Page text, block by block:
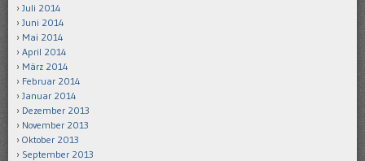
Juli 2014
Juni 2014
Mai 2014
April 2014
März 2014
Februar 2014
Januar 2014
Dezember 2013
November 2013
Oktober 2013
September 2013